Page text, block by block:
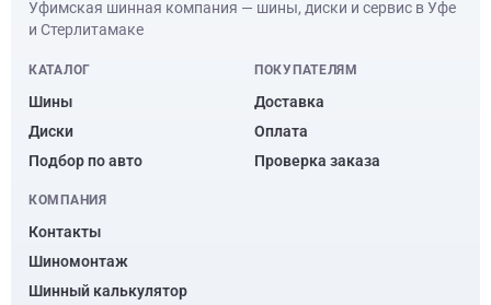
Уфимская шинная компания — шины, диски и сервис в Уфе
и Стерлитамаке
КАТАЛОГ
Шины
Диски
Подбор по авто
ПОКУПАТЕЛЯМ
Доставка
Оплата
Проверка заказа
КОМПАНИЯ
Контакты
Шиномонтаж
Шинный калькулятор